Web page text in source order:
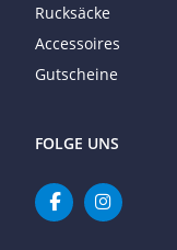
Rucksäcke
Accessoires
Gutscheine
FOLGE UNS